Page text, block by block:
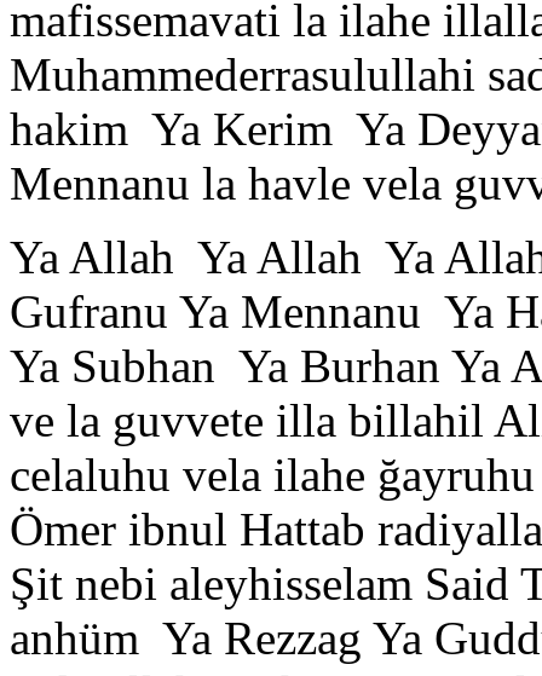
mafissemavati la ilahe
Muhammederrasulullahi
hakim Ya Kerim Ya
Mennanu la havle vela
Ya Allah Ya Allah Ya
Gufranu Ya Mennanu Ya
Ya Subhan Ya Burhan Ya
ve la guvvete illa billahil
celaluhu vela ilahe
Ömer ibnul Hattab
Şit nebi aleyhisselam Said
anhüm Ya Rezzag Ya